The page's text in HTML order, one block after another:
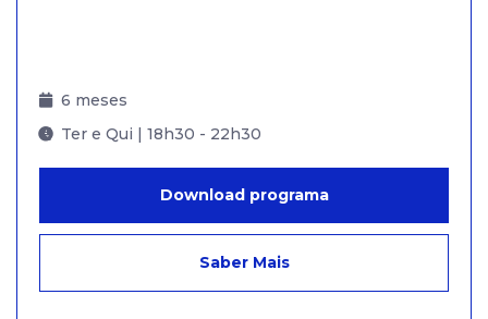
6 meses
Ter e Qui | 18h30 - 22h30
Download programa
Saber Mais